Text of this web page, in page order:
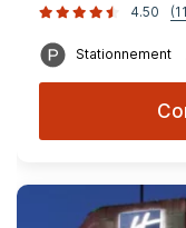
4.50
Stationnement